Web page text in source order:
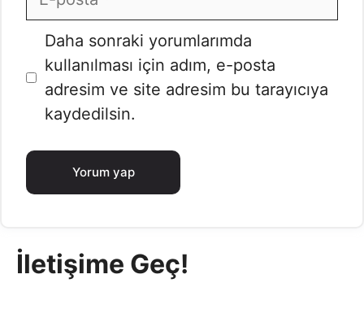
posta
İnternet
sitesi
Daha sonraki yorumlarımda
kullanılması için adım, e-posta
adresim ve site adresim bu tarayıcıya
kaydedilsin.
İletişime Geç!